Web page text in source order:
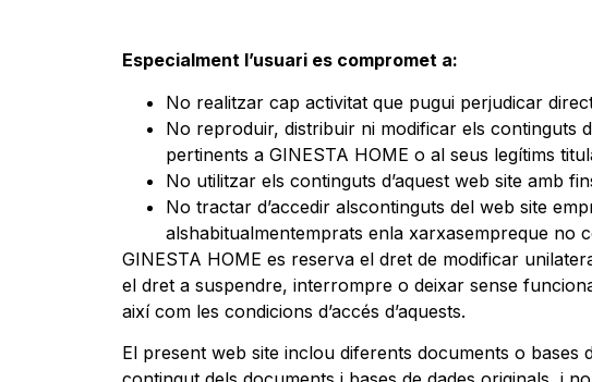
Especialment l’usuari es compromet a:
No realitzar cap activitat que pugui perjudicar
No reproduir, distribuir ni modificar els continguts
pertinents a GINESTA HOME o al seus legítims
No utilitzar els continguts d’aquest web site amb
No tractar d’accedir alscontinguts del web site
alshabitualmentemprats enla xarxasempreque no
GINESTA HOME es reserva el dret de modificar
el dret a suspendre, interrompre o deixar sense
així com les condicions d’accés d’aquests.
El present web site inclou diferents documents o bases